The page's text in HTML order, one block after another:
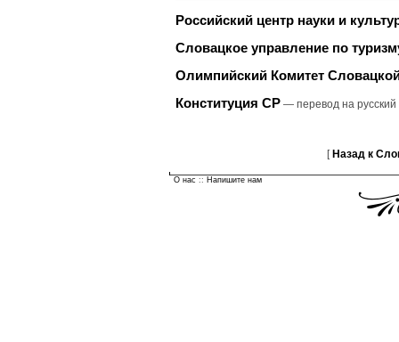
Российский центр науки и
Словацкое управление по
Олимпийский Комитет
Конституция СР — перевод на русский
[ Назад к
О нас :: Напишите нам